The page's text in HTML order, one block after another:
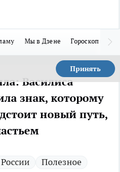
Мы в Дзене Гороскоп
Принять
Василиса
знак, которому
новый путь,
Полезное